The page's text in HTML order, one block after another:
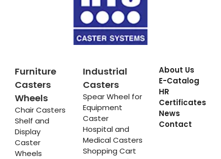
Furniture
Casters
Wheels
Chair Casters
Shelf and
Display
Caster
Wheels
Industrial
Casters
Spear Wheel for
Equipment
Caster
Hospital and
Medical Casters
Shopping Cart
About Us
E-Catalog
HR
Certificates
News
Contact